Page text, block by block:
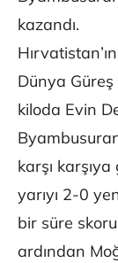
kazandı.
Dünya Güreş
kiloda Evin
karşı
yarıyı 2-0
bir süre
ardından